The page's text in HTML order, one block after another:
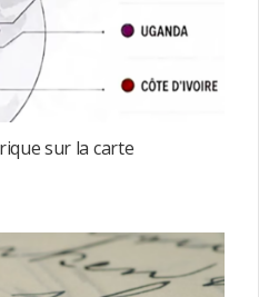
sur la carte